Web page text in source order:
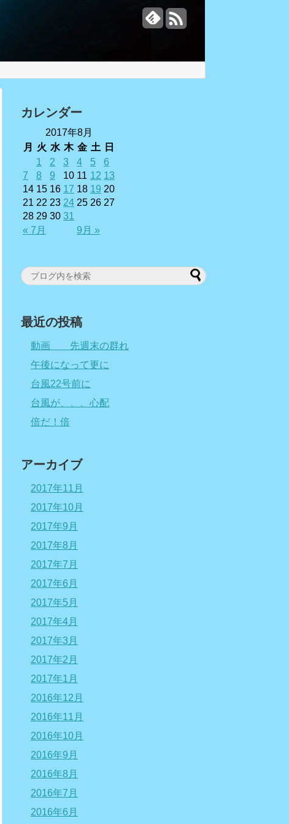
カレンダー
2017年8月
月
火 水 木 金 土 日
« 7月 9月 »
1 2 3 4 5
6
7
8 9 10 11 12 13
14 15 16 17 18 19 20
21 22 23 24 25 26 27
28 29 30 31
最近の投稿
動画 先週末の群れ
午後になって更に
台風22号前に
台風が、、、心配
倍だ！倍
アーカイブ
2017年11月
2017年10月
2017年9月
2017年8月
2017年7月
2017年6月
2017年5月
2017年4月
2017年3月
2017年2月
2017年1月
2016年12月
2016年11月
2016年10月
2016年9月
2016年8月
2016年7月
2016年6月